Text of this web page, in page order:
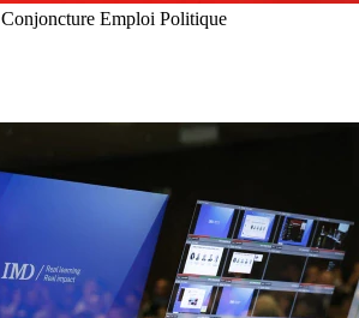
Conjoncture Emploi Politique